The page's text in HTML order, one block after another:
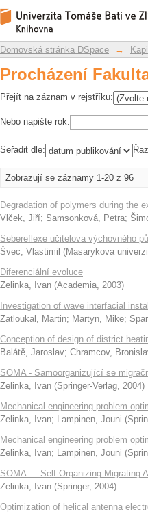
Procházení
Repozitář DSpace/Manakin
Domovská stránka DSpace →
Procházení
Přejít na záznam v rejstříku:
Nebo napište rok:
Seřadit dle:
Zobrazují se záznamy 1-20 z 96
Degradation of polymers during the
Vlček, Jiří; Samsonková, Petra;
Sebereflexe učitelova výchovného
Švec, Vlastimil (Masarykova
Diferenciální evoluce
Zelinka, Ivan (Academia, 2003)
Investigation of wave interfacial
Zatloukal, Martin; Martyn, Mike;
Conception of design of district
Balátě, Jaroslav; Chramcov,
SOMA - Samoorganizující se
Zelinka, Ivan (Springer-Verlag, 2004)
Mechanical engineering problem
Zelinka, Ivan; Lampinen, Jouni (
Mechanical engineering problem
Zelinka, Ivan; Lampinen, Jouni (
SOMA — Self-Organizing Migrating
Zelinka, Ivan (Springer, 2004)
Optimization of helical antenna